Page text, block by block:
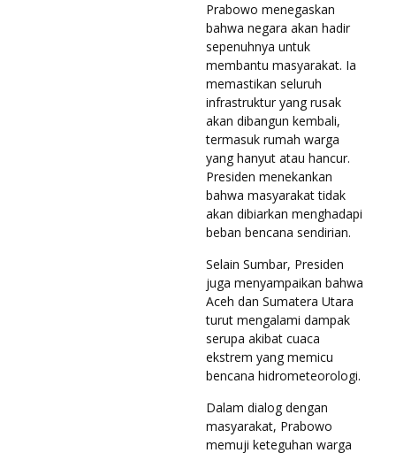
Prabowo menegaskan
bahwa negara akan hadir
sepenuhnya untuk
membantu masyarakat. Ia
memastikan seluruh
infrastruktur yang rusak
akan dibangun kembali,
termasuk rumah warga
yang hanyut atau hancur.
Presiden menekankan
bahwa masyarakat tidak
akan dibiarkan menghadapi
beban bencana sendirian.
Selain Sumbar, Presiden
juga menyampaikan bahwa
Aceh dan Sumatera Utara
turut mengalami dampak
serupa akibat cuaca
ekstrem yang memicu
bencana hidrometeorologi.
Dalam dialog dengan
masyarakat, Prabowo
memuji keteguhan warga